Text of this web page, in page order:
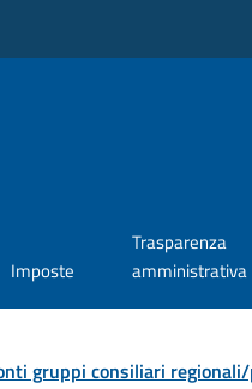
Imposte
Trasparenza
amministrativa
gruppi consiliari